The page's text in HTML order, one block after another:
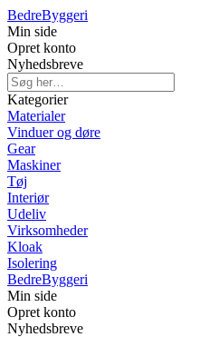
BedreByggeri
Min side
Opret konto
Nyhedsbreve
Kategorier
Materialer
Vinduer og døre
Gear
Maskiner
Tøj
Interiør
Udeliv
Virksomheder
Kloak
Isolering
BedreByggeri
Min side
Opret konto
Nyhedsbreve